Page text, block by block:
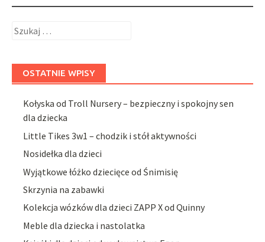
Szukaj:
OSTATNIE WPISY
Kołyska od Troll Nursery – bezpieczny i spokojny sen
dla dziecka
Little Tikes 3w1 – chodzik i stół aktywności
Nosidełka dla dzieci
Wyjątkowe łóżko dziecięce od Śnimisię
Skrzynia na zabawki
Kolekcja wózków dla dzieci ZAPP X od Quinny
Meble dla dziecka i nastolatka